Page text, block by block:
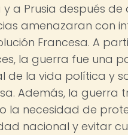
y a Prusia después de
amenazaran con
Francesa. A
la guerra fue una
de la vida política y
Además, la guerra
la necesidad de
nacional y evitar